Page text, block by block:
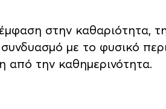
στην καθαριότητα,
με το φυσικό
από την καθημερινότητα.